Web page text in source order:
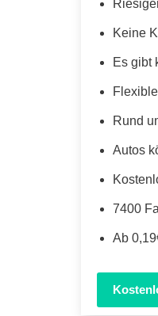
Keine
Es gibt
Rund
Autos
7400
Ab